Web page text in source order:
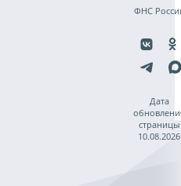
ФНС
Дата
страницы
10.08.2026